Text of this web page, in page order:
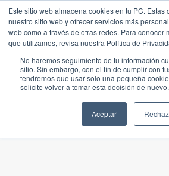
Este sitio web almacena cookies en tu PC.
nuestro sitio web y ofrecer servicios más
web como a través de otras redes. Para conocer
que utilizamos, revisa nuestra Política de
No haremos seguimiento de tu información
sitio. Sin embargo, con el fin de cumplir con
tendremos que usar solo una pequeña
solicite volver a tomar esta decisión de nuevo.
Aceptar